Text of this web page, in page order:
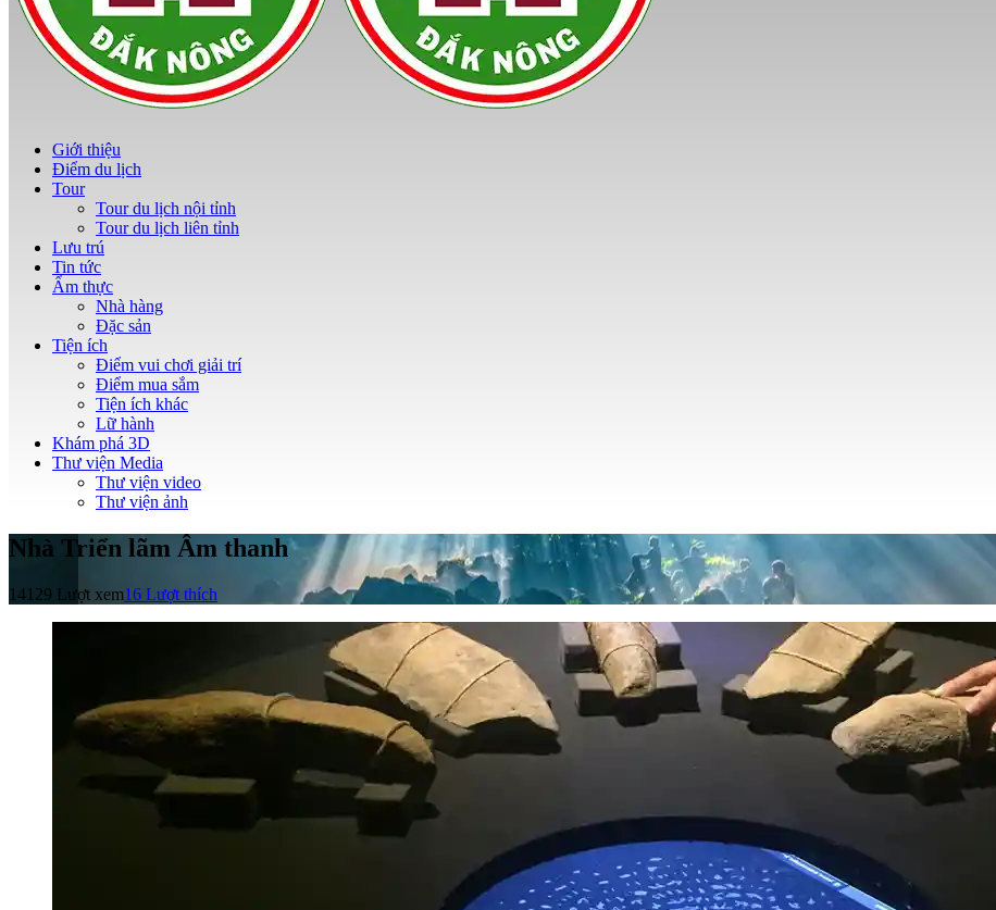
Giới thiệu
Điểm du lịch
Tour
Tour du lịch nội tỉnh
Tour du lịch liên tỉnh
Lưu trú
Tin tức
Ẩm thực
Nhà hàng
Đặc sản
Tiện ích
Điểm vui chơi giải trí
Điểm mua sắm
Tiện ích khác
Lữ hành
Khám phá 3D
Thư viện Media
Thư viện video
Thư viện ảnh
Nhà Triển lãm Âm thanh
14129 Lượt xem16 Lượt thích